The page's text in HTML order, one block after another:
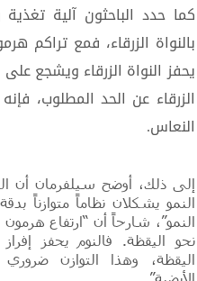
كما حدد الباحثون آلية
بالنواة الزرقاء، فمع تراكم
يحفز النواة الزرقاء ويشجع
الزرقاء عن الحد المطلوب،
النعاس.
إلى ذلك، أوضح سيلفرمان أن
النمو يشكلان نظاماً متوازناً
النمو”، شارحاً أن “ارتفاع هرمون
نحو اليقظة. فالنوم يحفز
اليقظة، وهذا التوازن